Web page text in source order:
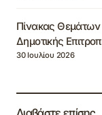
Πίνακας
Δημοτικής
30 Ιουλίου 2026